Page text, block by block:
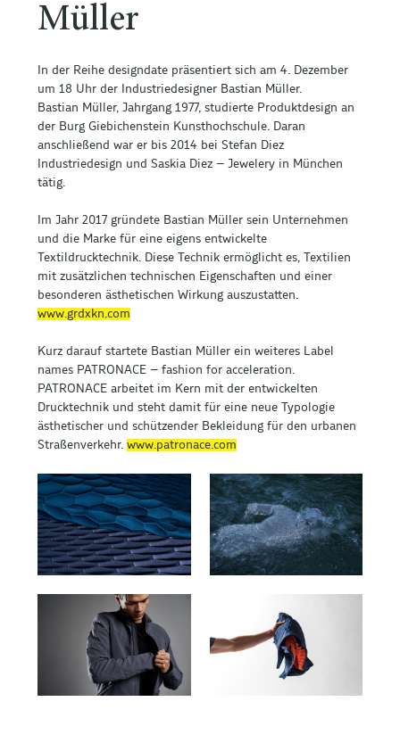
Müller
In der Reihe designdate präsentiert sich am 4. Dezember
um 18 Uhr der Industriedesigner Bastian Müller.
Bastian Müller, Jahrgang 1977, studierte Produktdesign an
der Burg Giebichenstein Kunsthochschule. Daran
anschließend war er bis 2014 bei Stefan Diez
Industriedesign und Saskia Diez – Jewelery in München
tätig.
Im Jahr 2017 gründete Bastian Müller sein Unternehmen
und die Marke für eine eigens entwickelte
Textildrucktechnik. Diese Technik ermöglicht es, Textilien
mit zusätzlichen technischen Eigenschaften und einer
besonderen ästhetischen Wirkung auszustatten.
www.grdxkn.com
Kurz darauf startete Bastian Müller ein weiteres Label
names PATRONACE – fashion for acceleration.
PATRONACE arbeitet im Kern mit der entwickelten
Drucktechnik und steht damit für eine neue Typologie
ästhetischer und schützender Bekleidung für den urbanen
Straßenverkehr. www.patronace.com